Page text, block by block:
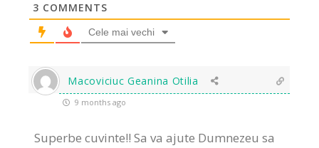
3 COMMENTS
Cele mai vechi
Macoviciuc Geanina Otilia
9 months ago
Superbe cuvinte!! Sa va ajute Dumnezeu sa